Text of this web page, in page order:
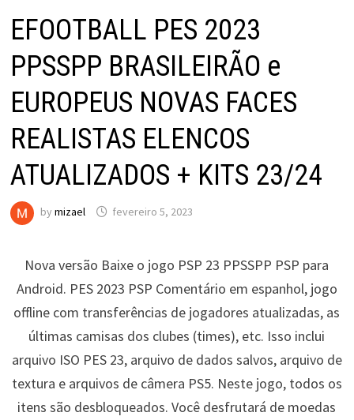
EFOOTBALL PES 2023
PPSSPP BRASILEIRÃO e
EUROPEUS NOVAS FACES
REALISTAS ELENCOS
ATUALIZADOS + KITS 23/24
by mizael fevereiro 5, 2023
Nova versão Baixe o jogo PSP 23 PPSSPP PSP para
Android. PES 2023 PSP Comentário em espanhol, jogo
offline com transferências de jogadores atualizadas, as
últimas camisas dos clubes (times), etc. Isso inclui
arquivo ISO PES 23, arquivo de dados salvos, arquivo de
textura e arquivos de câmera PS5. Neste jogo, todos os
itens são desbloqueados. Você desfrutará de moedas